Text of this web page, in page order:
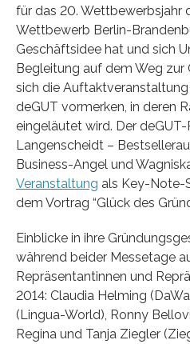
für das 20. Wettbewerbsjahr
Wettbewerb Berlin-
Geschäftsidee hat und sich
Begleitung auf dem Weg
sich die
deGUT vormerken, in deren
eingeläutet wird. Der
Langenscheidt –
Business-Angel und
Veranstaltung als Key-Note-
dem Vortrag “Glück des
Einblicke in ihre
während beider Messetage
Repräsentantinnen und
2014: Claudia Helming
(Lingua-World), Ronny
Regina und Tanja Ziegler